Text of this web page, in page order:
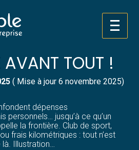
activité
humaines
:
AVANT TOUT !
( Mise à jour 6 novembre 2025)
dépenses
personnels… jusqu’à ce qu’un
la frontière. Club de sport,
frais kilométriques : tout n’est
là. Illustration…